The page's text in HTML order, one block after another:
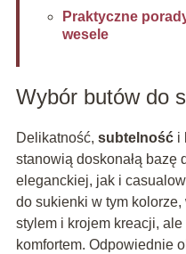
Praktyczne
wesele
Wybór butów do
Delikatność, subtelnośći
stanowią doskonałą bazę
eleganckiej, jak i
do sukienki w tym
stylem i krojem kreacji,
komfortem. Odpowiednie